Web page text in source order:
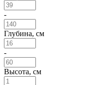
-
Глубина, см
-
Высота, см